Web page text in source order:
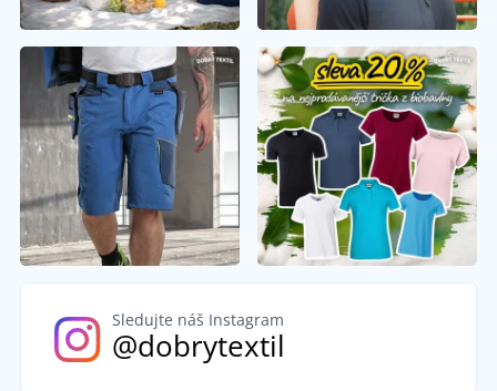
Sledujte náš Instagram
@dobrytextil